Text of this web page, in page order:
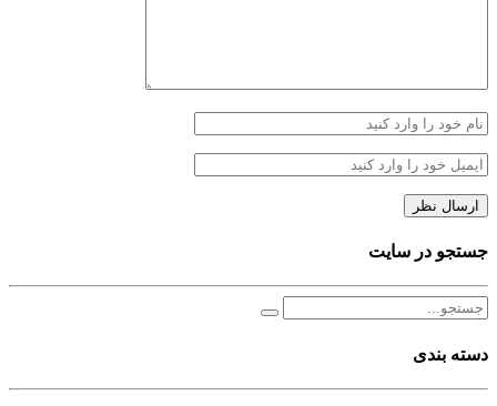
جستجو در سایت
دسته بندی